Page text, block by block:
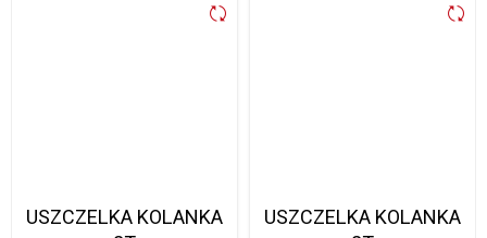
USZCZELKA KOLANKA
USZCZELKA KOLANKA